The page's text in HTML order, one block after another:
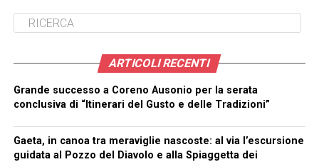
ARTICOLI RECENTI
Grande successo a Coreno Ausonio per la serata
conclusiva di “Itinerari del Gusto e delle Tradizioni”
Gaeta, in canoa tra meraviglie nascoste: al via l’escursione
guidata al Pozzo del Diavolo e alla Spiaggetta dei